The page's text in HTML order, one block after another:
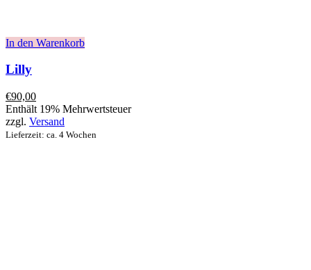
In den Warenkorb
Lilly
€90,00
Enthält 19% Mehrwertsteuer
zzgl. Versand
Lieferzeit: ca. 4 Wochen